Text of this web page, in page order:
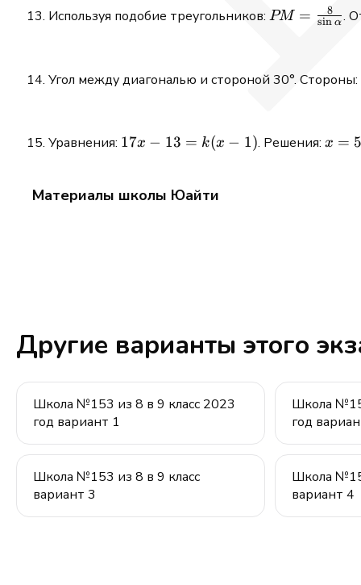
\cdot
= 13
Используя подобие треугольников: PM =
\alpha}
PM = sin α
8 .
Угол между диагональю и стороной 30°. Стороны:
Уравнения: 17x
k(x-
17x − 13 = k(x − 1). Решения: x
x =
Материалы школы Юайти
Другие варианты этого
Школа №153 из 8 в 9 класс 2023
год вариант 1
Школа
год
Школа №153 из 8 в 9 класс
вариант 3
Школа
вариант 4